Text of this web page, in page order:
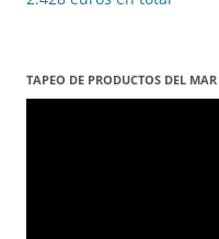
TAPEO DE PRODUCTOS DEL
Reproductor